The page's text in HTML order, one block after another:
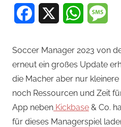
Facebook WhatsApp
Soccer Manager 2023 von
erneut ein großes Update
die Macher aber nur
noch Ressourcen und Zeit
App neben Kickbase & Co.
für dieses Managerspiel